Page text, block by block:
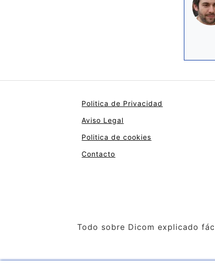
Politica de Privacidad
Aviso Legal
Politica de cookies
Contacto
Todo sobre Dicom explicado